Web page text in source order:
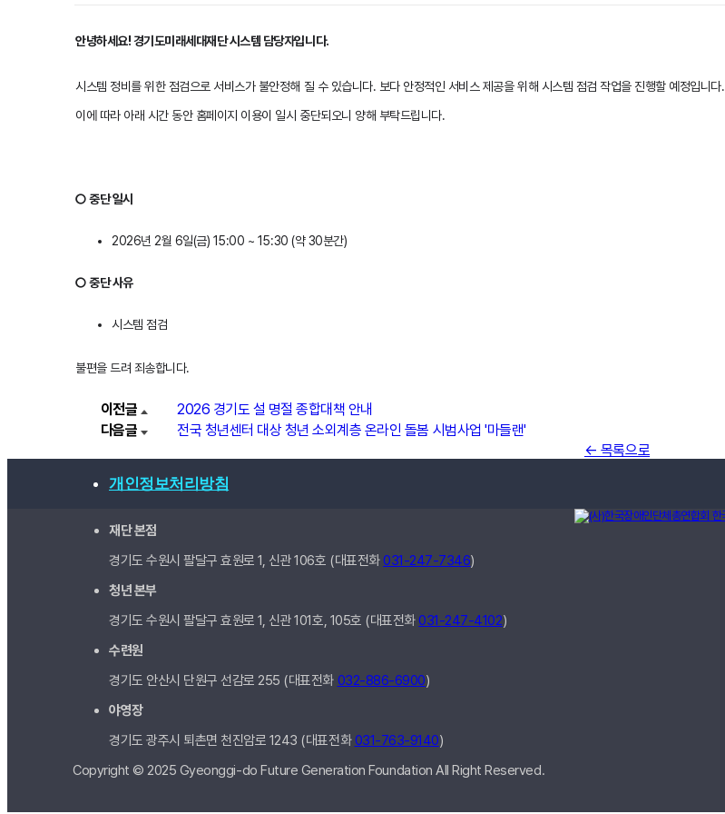
안녕하세요! 경기도미래세대재단 시스템 담당자입니다.
시스템 정비를 위한 점검으로 서비스가 불안정해 질 수 있습니다. 보다 안정적인 서비스 제공을 위해 시스템 점검 작업을 진행할 예정입니다.
이에 따라 아래 시간 동안 홈페이지 이용이 일시 중단되오니 양해 부탁드립니다.
○ 중단 일시
2026년 2월 6일(금) 15:00 ~ 15:30 (약 30분간)
○ 중단 사유
시스템 점검
불편을 드려 죄송합니다.
이전글
2026 경기도 설 명절 종합대책 안내
다음글
전국 청년센터 대상 청년 소외계층 온라인 돌봄 시범사업 '마들랜'
← 목록으로
개인정보처리방침
재단 본점
경기도 수원시 팔달구 효원로 1, 신관106호 (대표전화031-247-7346)
청년 본부
경기도 수원시 팔달구 효원로 1, 신관101호, 105호 (대표전화031-247-4102)
수련원
경기도 안산시 단원구 선감로 255 (대표전화 032-886-6900)
야영장
경기도 광주시 퇴촌면 천진암로 1243 (대표전화031-763-9140)
Copyright © 2025 Gyeonggi-do Future Generation Foundation All Right Reserved.